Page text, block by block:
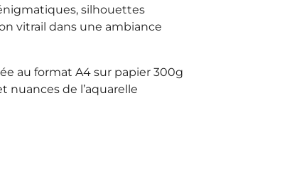
silhouettes
vitrail dans une ambiance
au format A4 sur papier 300g
nuances de l’aquarelle